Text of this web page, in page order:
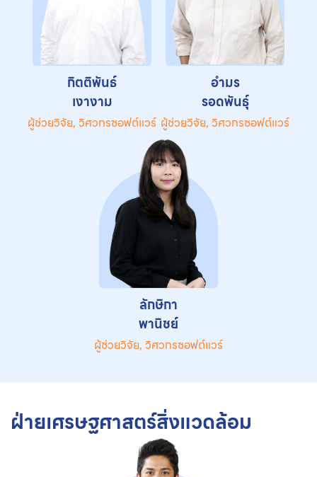
กิตติพันธ์
เงางาม
ผู้ช่วยวิจัย, วิศวกรซอฟต์แวร์
อำมร
รอดพันธุ์
ผู้ช่วยวิจัย, วิศวกรซอฟต์แวร์
ลักษิกา
พานิชย์
ผู้ช่วยวิจัย, วิศวกรซอฟต์แวร์
ฝ่ายเศรษฐศาสตร์สิ่งแวดล้อม